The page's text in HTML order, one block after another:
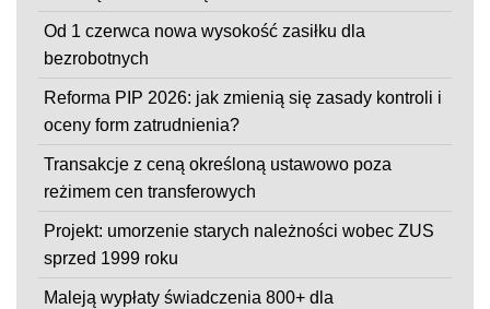
Od 1 czerwca nowa wysokość zasiłku dla
bezrobotnych
Reforma PIP 2026: jak zmienią się zasady kontroli i
oceny form zatrudnienia?
Transakcje z ceną określoną ustawowo poza
reżimem cen transferowych
Projekt: umorzenie starych należności wobec ZUS
sprzed 1999 roku
Maleją wypłaty świadczenia 800+ dla